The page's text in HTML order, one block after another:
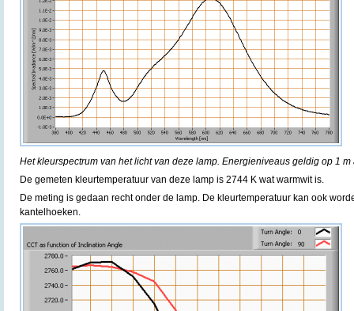
Het kleurspectrum van het licht van deze lamp. Energieniveaus geldig op 1 m
De gemeten kleurtemperatuur van deze lamp is 2744 K wat warmwit is.
De meting is gedaan recht onder de lamp. De kleurtemperatuur kan ook
kantelhoeken.